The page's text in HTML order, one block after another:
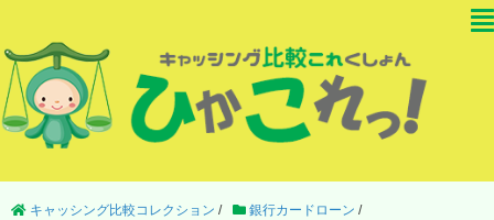
キャッシング比較コレクション / 銀行カードローン /